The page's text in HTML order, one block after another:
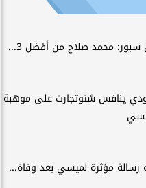
محمد صلاح من أفضل 3...
ينافس شتوتجارت على موهبة
رسالة مؤثرة لميسي بعد وفاة...